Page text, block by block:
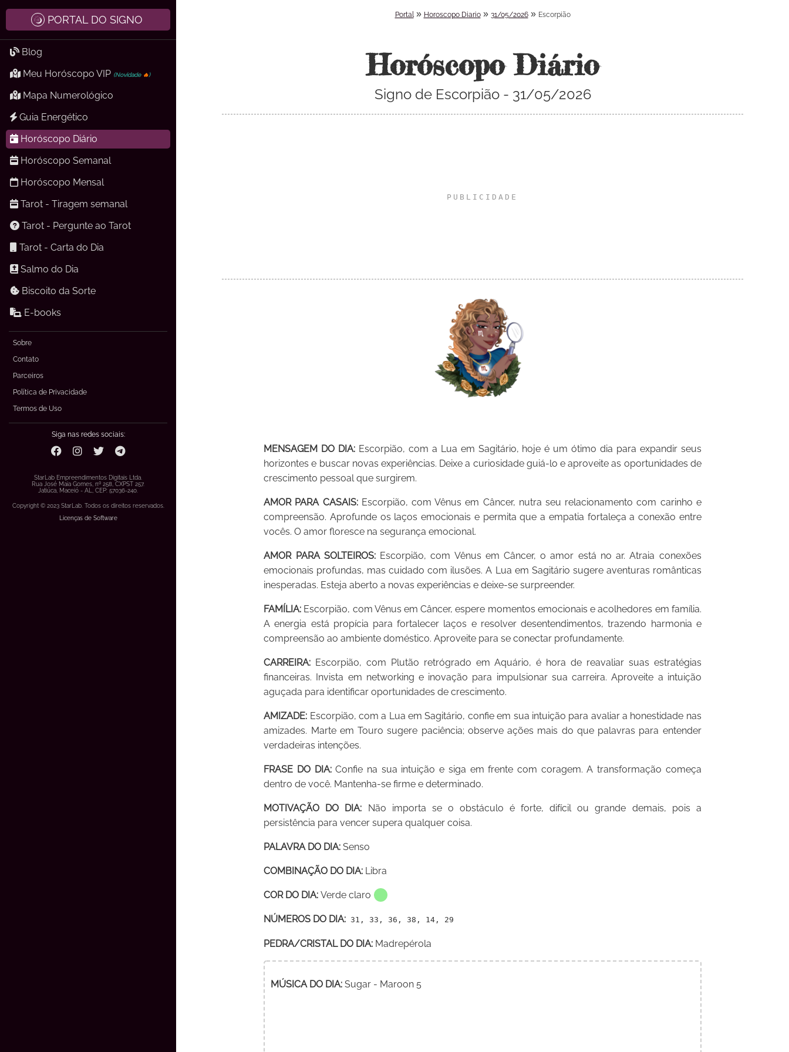
PORTAL DO SIGNO
Blog
Meu Horóscopo VIP (Novidade 🔥)
Mapa Numerológico
Guia Energético
Horóscopo Diário
Horóscopo Semanal
Horóscopo Mensal
Tarot - Tiragem semanal
Tarot - Pergunte ao Tarot
Tarot - Carta do Dia
Salmo do Dia
Biscoito da Sorte
E-books
Sobre
Contato
Parceiros
Política de Privacidade
Termos de Uso
Siga nas redes sociais:
StarLab Empreendimentos Digitais Ltda.
Rua José Maia Gomes, nº 258, CXPST 257.
Jatiúca, Maceió - AL, CEP: 57036-240.
Copyright © 2023 StarLab. Todos os direitos reservados.
Licenças de Software
Portal » Horoscopo Diario» 31/05/2026» Escorpião
Horóscopo Diário
Signo de Escorpião - 31/05/2026
MENSAGEM DO DIA: Escorpião, com a Lua em Sagitário, hoje é um ótimo dia para expandir seus
horizontes e buscar novas experiências. Deixe a curiosidade guiá-lo e aproveite as oportunidades de
crescimento pessoal que surgirem.
AMOR PARA CASAIS:Escorpião, com Vênus em Câncer, nutra seu relacionamento com carinho e
compreensão. Aprofunde os laços emocionais e permita que a empatia fortaleça a conexão entre
vocês. O amor floresce na segurança emocional.
AMOR PARA SOLTEIROS:Escorpião, com Vênus em Câncer, o amor está no ar. Atraia conexões
emocionais profundas, mas cuidado com ilusões. A Lua em Sagitário sugere aventuras românticas
inesperadas. Esteja aberto a novas experiências e deixe-se surpreender.
FAMÍLIA: Escorpião, com Vênus em Câncer, espere momentos emocionais e acolhedores em família.
A energia está propícia para fortalecer laços e resolver desentendimentos, trazendo harmonia e
compreensão ao ambiente doméstico. Aproveite para se conectar profundamente.
CARREIRA: Escorpião, com Plutão retrógrado em Aquário, é hora de reavaliar suas estratégias
financeiras. Invista em networking e inovação para impulsionar sua carreira. Aproveite a intuição
aguçada para identificar oportunidades de crescimento.
AMIZADE: Escorpião, com a Lua em Sagitário, confie em sua intuição para avaliar a honestidade nas
amizades. Marte em Touro sugere paciência; observe ações mais do que palavras para entender
verdadeiras intenções.
FRASE DO DIA:Confie na sua intuição e siga em frente com coragem. A transformação começa
dentro de você. Mantenha-se firme e determinado.
MOTIVAÇÃO DO DIA: Não importa se o obstáculo é forte, difícil ou grande demais, pois a
persistência para vencer supera qualquer coisa.
PALAVRA DO DIA: Senso
COMBINAÇÃO DO DIA: Libra
COR DO DIA: Verde claro
NÚMEROS DO DIA: 31, 33, 36, 38, 14, 29
PEDRA/CRISTAL DO DIA: Madrepérola
MÚSICA DO DIA: Sugar - Maroon 5